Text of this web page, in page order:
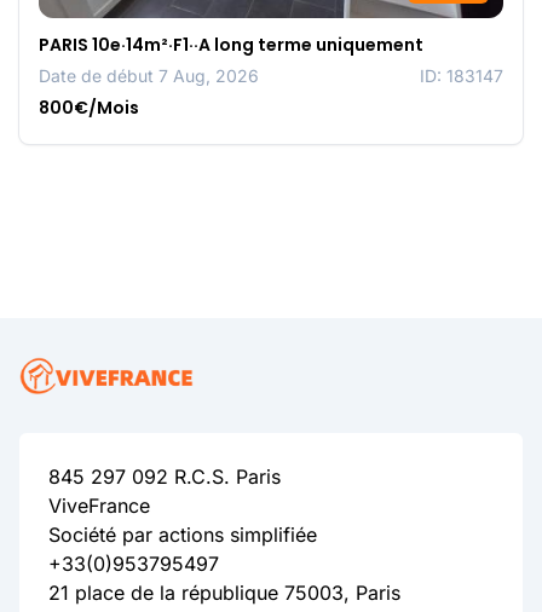
PARIS 10e·14m²·F1··A long terme uniquement
Date de début 7 Aug, 2026 ID: 183147
800€/Mois
845 297 092 R.C.S. Paris
ViveFrance
Société par actions simplifiée
+33(0)953795497
21 place de la république 75003, Paris